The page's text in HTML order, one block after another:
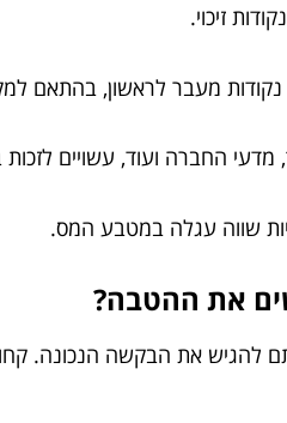
נקודות מעבר לראשון, בהתאם
מדעי החברה ועוד, עשויים
שווה עגלה במטבע המס.
להגיש את הבקשה הנכונה.